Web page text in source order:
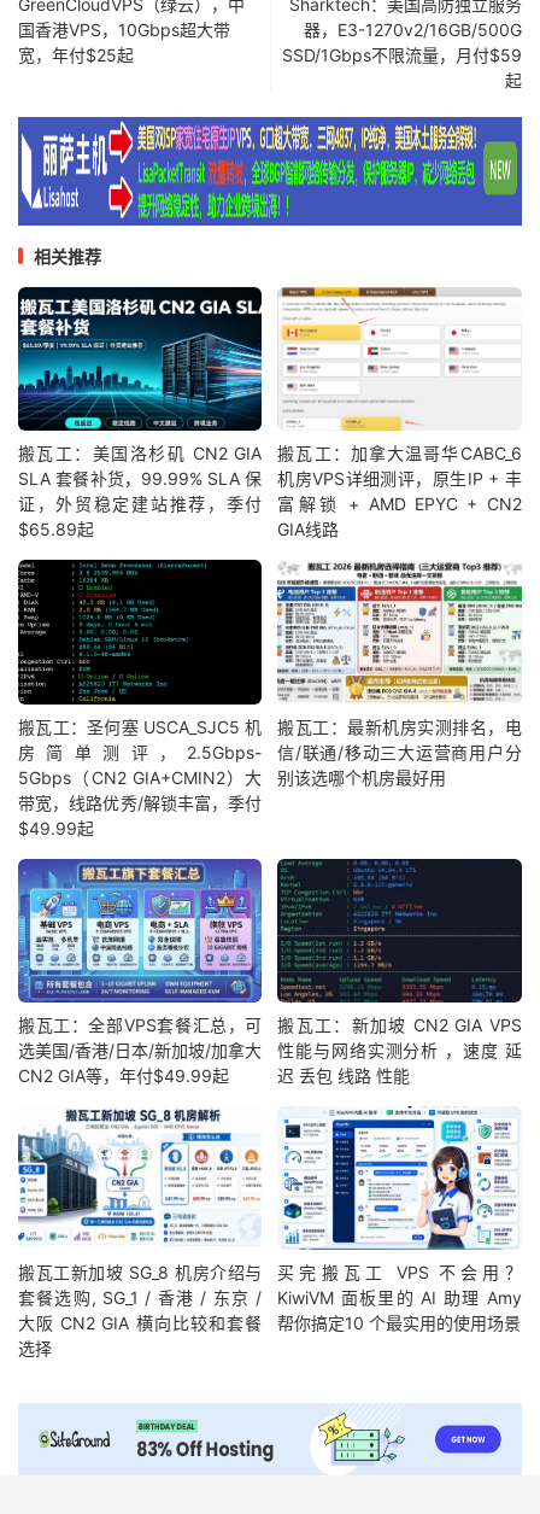
国香港VPS，10Gbps超大带
宽，年付$25起
器，E3-1270v2/16GB/500G
SSD/1Gbps不限流量，月付$59
起
相关推荐
搬瓦工：美国洛杉矶 CN2 GIA
SLA 套餐补货，99.99% SLA 保
证，外贸稳定建站推荐，季付
$65.89起
搬瓦工：加拿大温哥华CABC_6
机房VPS详细测评，原生IP + 丰
富解锁 + AMD EPYC + CN2
GIA线路
搬瓦工：圣何塞 USCA_SJC5 机
房简单测评，2.5Gbps-
5Gbps（CN2 GIA+CMIN2）大
带宽，线路优秀/解锁丰富，季付
$49.99起
搬瓦工：最新机房实测排名，电
信/联通/移动三大运营商用户分
别该选哪个机房最好用
搬瓦工：全部VPS套餐汇总，可
选美国/香港/日本/新加坡/加拿大
CN2 GIA等，年付$49.99起
搬瓦工：新加坡 CN2 GIA VPS
性能与网络实测分析 ，速度 延
迟 丢包 线路 性能
搬瓦工新加坡 SG_8 机房介绍与
套餐选购, SG_1 / 香港 / 东京 /
大阪 CN2 GIA 横向比较和套餐
选择
买完搬瓦工 VPS 不会用？
KiwiVM 面板里的 AI 助理 Amy
帮你搞定10 个最实用的使用场景